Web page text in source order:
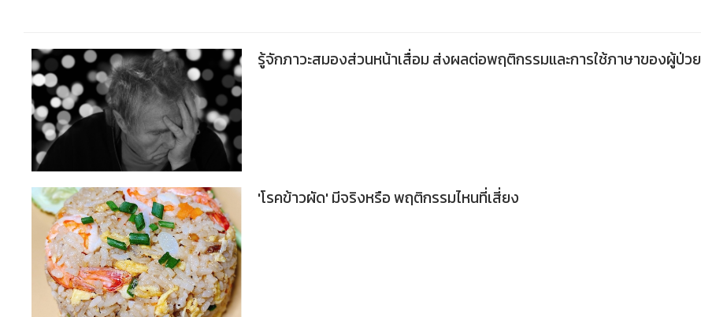
รู้จักภาวะสมองส่วนหน้าเสื่อม ส่งผลต่อพฤติกรรมและการใช้ภาษาของผู้ป่วย
'โรคข้าวผัด' มีจริงหรือ พฤติกรรมไหนที่เสี่ยง